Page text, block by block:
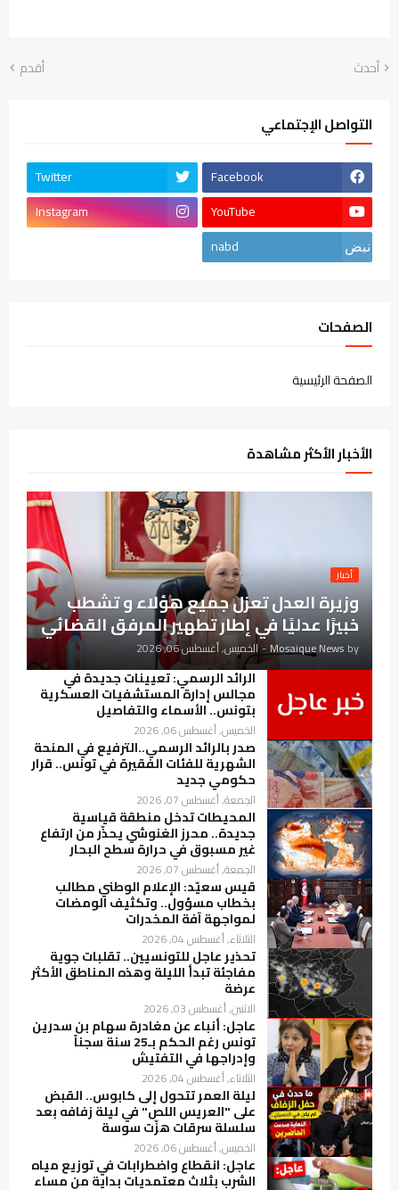
أحدث أقدم
التواصل الإجتماعي
Facebook
Twitter
YouTube
Instagram
nabd
الصفحات
الصفحة الرئيسية
الأخبار الأكثر مشاهدة
أخبار
وزيرة العدل تعزل جميع هؤلاء و تشطب
خبيرًا عدليًا في إطار تطهير المرفق القضائي
by
Mosaique News
- الخميس, أغسطس 06, 2026
الرائد الرسمي: تعيينات جديدة في
مجالس إدارة المستشفيات العسكرية
بتونس.. الأسماء والتفاصيل
الخميس, أغسطس 06, 2026
صدر بالرائد الرسمي..الترفيع في المنحة
الشهرية للفئات الفقيرة في تونس.. قرار
حكومي جديد
الجمعة, أغسطس 07, 2026
المحيطات تدخل منطقة قياسية
جديدة.. محرز الغنوشي يحذّر من ارتفاع
غير مسبوق في حرارة سطح البحار
الجمعة, أغسطس 07, 2026
قيس سعيّد: الإعلام الوطني مطالب
بخطاب مسؤول.. وتكثيف الومضات
لمواجهة آفة المخدرات
الثلاثاء, أغسطس 04, 2026
تحذير عاجل للتونسيين.. تقلبات جوية
مفاجئة تبدأ الليلة وهذه المناطق الأكثر
عرضة
الاثنين, أغسطس 03, 2026
عاجل: أنباء عن مغادرة سهام بن سدرين
تونس رغم الحكم بـ25 سنة سجناً
وإدراجها في التفتيش
الثلاثاء, أغسطس 04, 2026
ليلة العمر تتحول إلى كابوس.. القبض
على "العريس اللص" في ليلة زفافه بعد
سلسلة سرقات هزّت سوسة
الخميس, أغسطس 06, 2026
عاجل: انقطاع واضطرابات في توزيع مياه
الشرب بثلاث معتمديات بداية من مساء